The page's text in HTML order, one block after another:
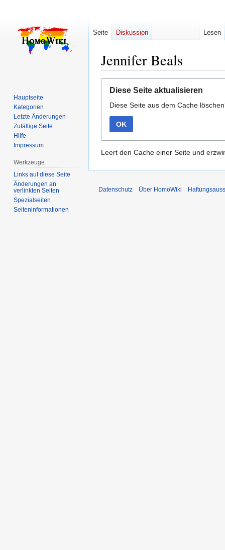
Jennifer Beals
Navigation
springen
Suche
springen
Diese Seite aktualisieren
Diese Seite aus dem Cache
OK
Leert den Cache einer Seite und
Seite Diskussion Lesen
Hauptseite
Kategorien
Letzte Änderungen
Zufällige Seite
Hilfe
Impressum
Werkzeuge
Links auf diese Seite
Änderungen an
verlinkten Seiten
Spezialseiten
Seiten­­informationen
Datenschutz Über HomoWiki